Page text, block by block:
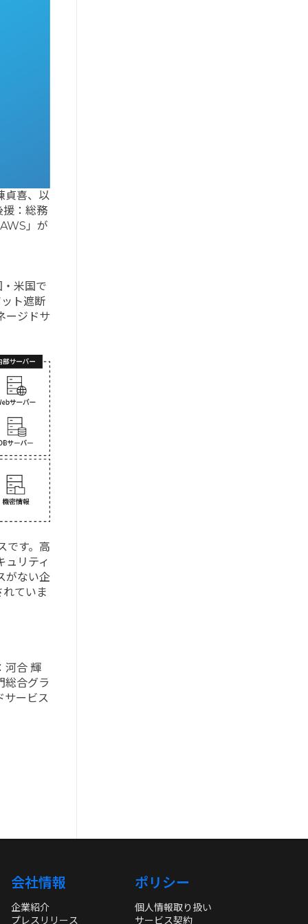
貞喜、以
援：総務
」が
米国で
ト遮断
ージドサ
です。高
ュリティ
がない企
ていま
河合 輝
総合グラ
サービス
会社情報
企業紹介
プレスリリース
ポリシー
個人情報取り扱い
サービス契約